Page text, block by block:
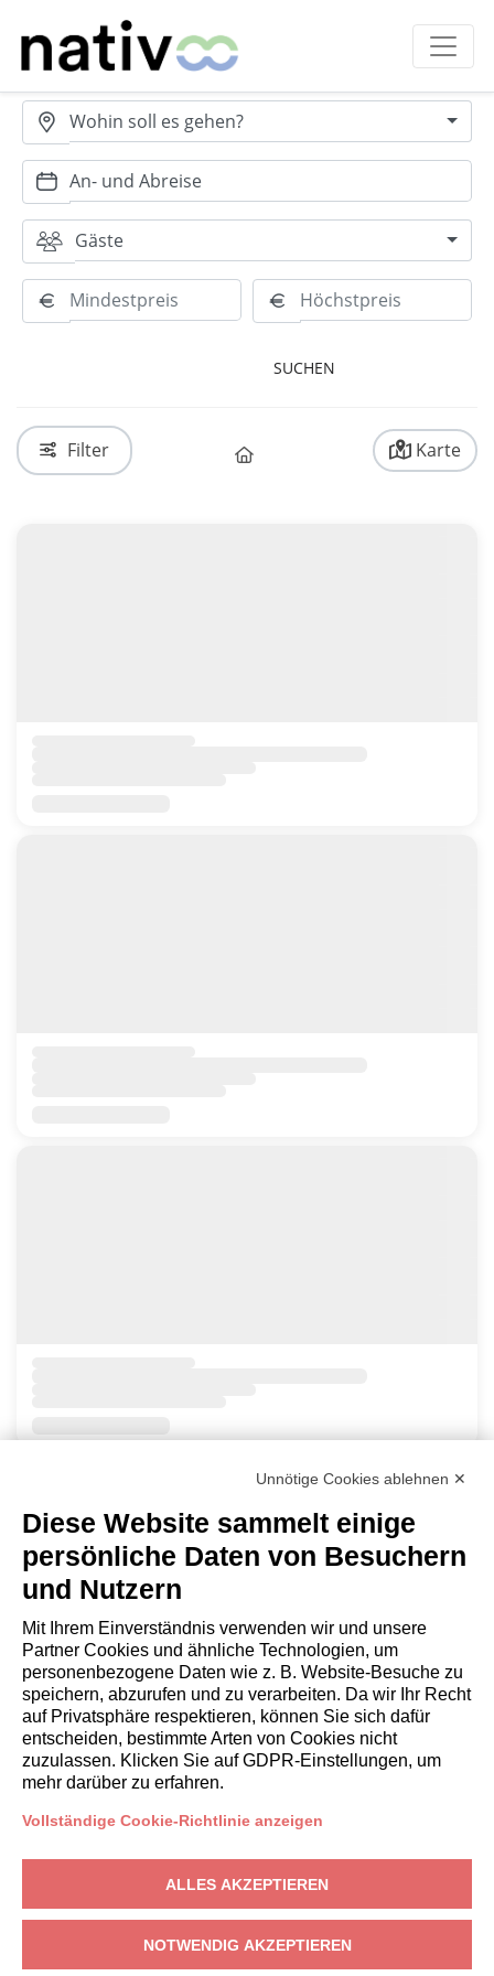
Wohin soll es gehen?
Gäste
Filter Karte
EIGENTÜMER
– Piazza Europa, 1, 23814 Cremeno (LC) – USt-IdNr.:
IT12489820964
Unnötige Cookies ablehnen ✕
Diese Website sammelt einige
persönliche Daten von Besuchern
und Nutzern
Mit Ihrem Einverständnis verwenden wir und unsere
Partner Cookies und ähnliche Technologien, um
personenbezogene Daten wie z. B. Website-Besuche zu
speichern, abzurufen und zu verarbeiten. Da wir Ihr Recht
auf Privatsphäre respektieren, können Sie sich dafür
entscheiden, bestimmte Arten von Cookies nicht
zuzulassen. Klicken Sie auf GDPR-Einstellungen, um
mehr darüber zu erfahren.
Vollständige Cookie-Richtlinie anzeigen
ALLES AKZEPTIEREN
NOTWENDIG AKZEPTIEREN